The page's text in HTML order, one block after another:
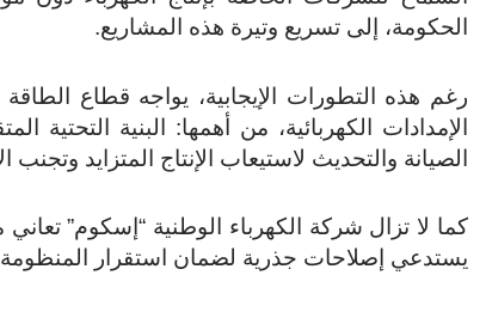
الحكومة، إلى تسريع وتيرة هذه المشاريع.
رغم هذه التطورات الإيجابية، يواجه قطاع
الإمدادات الكهربائية، من أهمها: البنية
الصيانة والتحديث لاستيعاب الإنتاج المتزايد وتجنب
كما لا تزال شركة الكهرباء الوطنية “إسكوم”
يستدعي إصلاحات جذرية لضمان استقرار